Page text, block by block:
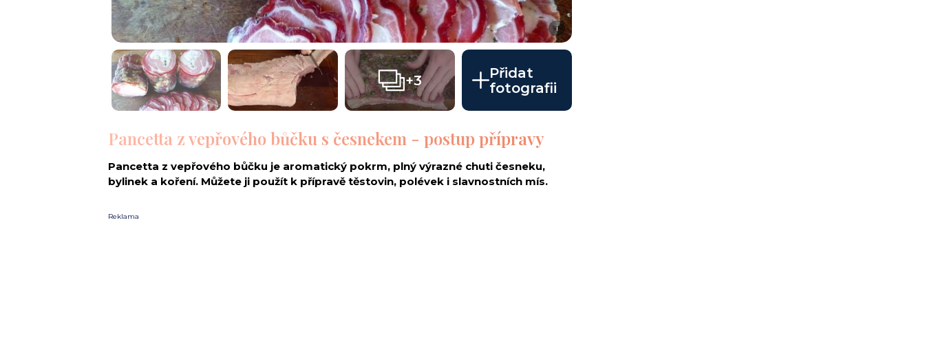
i
+3
Přidat
fotografii
Pancetta z vepřového bůčku s česnekem - postup přípravy
Pancetta z vepřového bůčku je aromatický pokrm, plný výrazné chuti česneku,
bylinek a koření. Můžete ji použít k přípravě těstovin, polévek i slavnostních mís.
Reklama